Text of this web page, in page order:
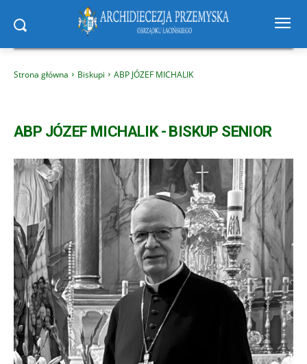
Strona główna Biskupi ABP JÓZEF MICHALIK
ABP JÓZEF MICHALIK - BISKUP SENIOR